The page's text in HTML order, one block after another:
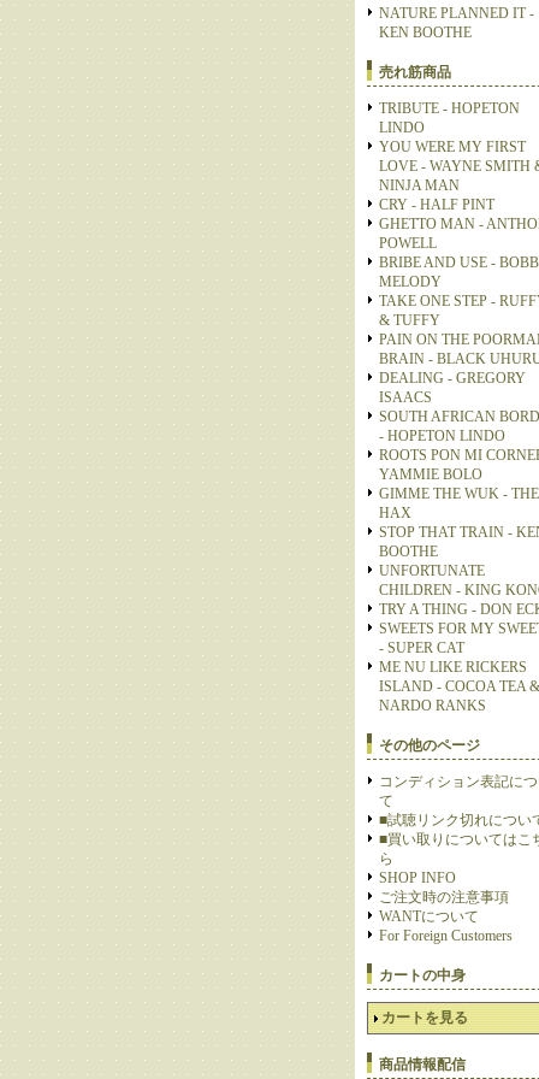
NATURE PLANNED IT -
KEN BOOTHE
売れ筋商品
TRIBUTE - HOPETON
LINDO
YOU WERE MY FIRST
LOVE - WAYNE SMITH
NINJA MAN
CRY - HALF PINT
GHETTO MAN -
POWELL
BRIBE AND USE -
MELODY
TAKE ONE STEP -
& TUFFY
PAIN ON THE
BRAIN - BLACK
DEALING - GREGORY
ISAACS
SOUTH AFRICAN
- HOPETON LINDO
ROOTS PON MI
YAMMIE BOLO
GIMME THE WUK - THE
HAX
STOP THAT TRAIN -
BOOTHE
UNFORTUNATE
CHILDREN - KING
TRY A THING - DON
SWEETS FOR MY
- SUPER CAT
ME NU LIKE RICKERS
ISLAND - COCOA TEA &
NARDO RANKS
その他のページ
コンディション表記に
て
■試聴リンク切れについ
■買い取りについてはこ
ら
SHOP INFO
ご注文時の注意事項
WANTについて
For Foreign Customers
カートの中身
カートを見る
商品情報配信